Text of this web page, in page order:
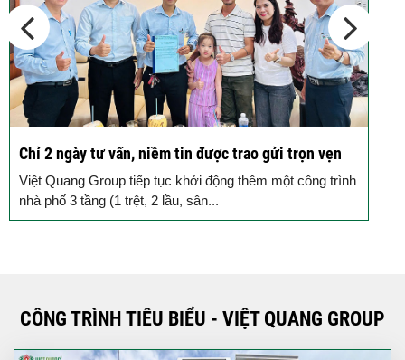
Chỉ 2 ngày tư vấn, niềm tin được trao gửi trọn vẹn
Việt Quang Group tiếp tục khởi động thêm một công trình
nhà phố 3 tầng (1 trệt, 2 lầu, sân...
CÔNG TRÌNH TIÊU BIỂU - VIỆT QUANG GROUP